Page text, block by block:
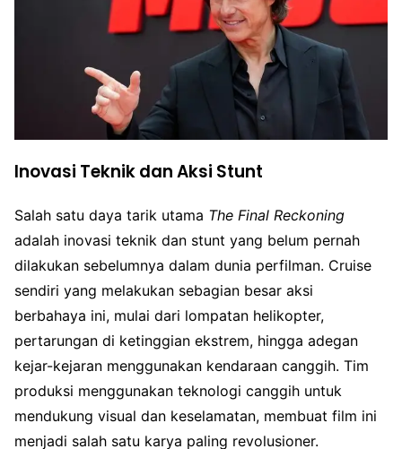
Inovasi Teknik dan Aksi Stunt
Salah satu daya tarik utama The Final Reckoning
adalah inovasi teknik dan stunt yang belum pernah
dilakukan sebelumnya dalam dunia perfilman. Cruise
sendiri yang melakukan sebagian besar aksi
berbahaya ini, mulai dari lompatan helikopter,
pertarungan di ketinggian ekstrem, hingga adegan
kejar-kejaran menggunakan kendaraan canggih. Tim
produksi menggunakan teknologi canggih untuk
mendukung visual dan keselamatan, membuat film ini
menjadi salah satu karya paling revolusioner.